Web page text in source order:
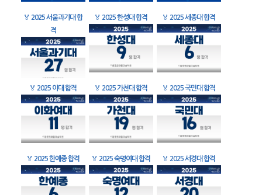
🏅 2025 서울과기대 합
격
🏅 2025 한성대 합격 🏅 2025 세종대 합격
🏅 2025 이대 합격 🏅 2025 가천대 합격 🏅 2025 국민대 합격
🏅 2025 한예종 합격 🏅 2025 숙명여대 합격 🏅 2025 서경대 합격